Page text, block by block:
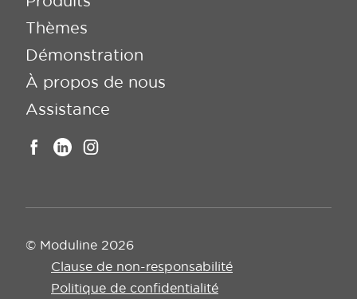
Clause de
Politique de
confidentialité
générales
Thèmes
Démonstration
À propos de nous
Assistance
© Moduline 2026
Clause de non-responsabilité
Politique de confidentialité